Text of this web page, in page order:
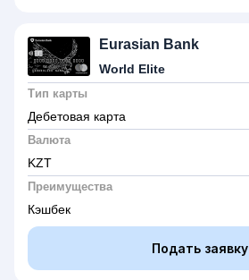
Eurasian Bank
World Elite
Тип карты
Дебетовая карта
Валюта
KZT
Преимущества
Кэшбек
Подать заявку